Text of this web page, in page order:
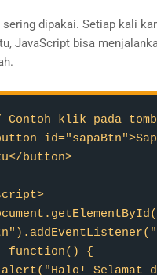
sering dipakai. Setiap kali
JavaScript bisa
klik pada
button>
function() {
Selamat